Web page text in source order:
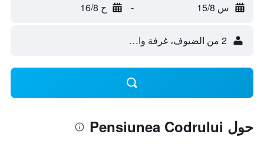
س 15/8 - ح 16/8
2 من الضيوف، غرفة واحدة
حول Pensiunea Codrului